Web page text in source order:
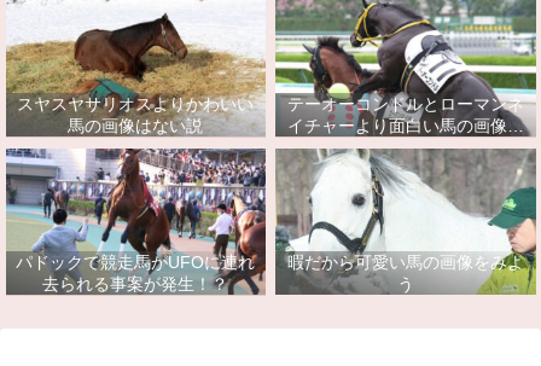
スヤスヤサリオスよりかわいい
馬の画像はない説
テーオーコンドルとローマンネ
イチャーより面白い馬の画像っ
てあるの？
パドックで競走馬がUFOに連れ
去られる事案が発生！？
暇だから可愛い馬の画像をみよ
う